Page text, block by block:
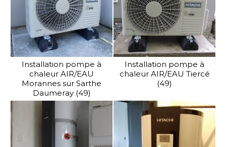
Installation pompe à
chaleur AIR/EAU
Morannes sur Sarthe
Daumeray (49)
Installation pompe à
chaleur AIR/EAU Tiercé
(49)